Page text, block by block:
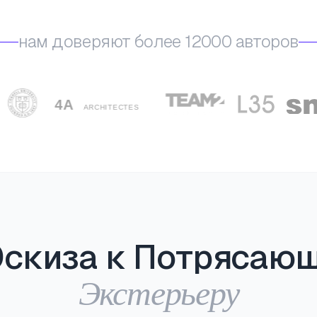
нам доверяют более 12000 авторов
к
Экстерьеру